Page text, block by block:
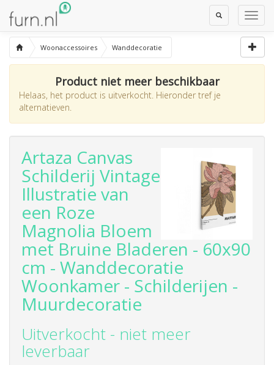
Toggle
Search
Woonaccessoires Wanddecoratie
Product niet meer beschikbaar
Helaas, het product is uitverkocht. Hieronder tref je
alternatieven.
Artaza Canvas
Schilderij Vintage
Illustratie van
een Roze
Magnolia Bloem
met Bruine Bladeren - 60x90
cm - Wanddecoratie
Woonkamer - Schilderijen -
Muurdecoratie
Uitverkocht - niet meer
leverbaar